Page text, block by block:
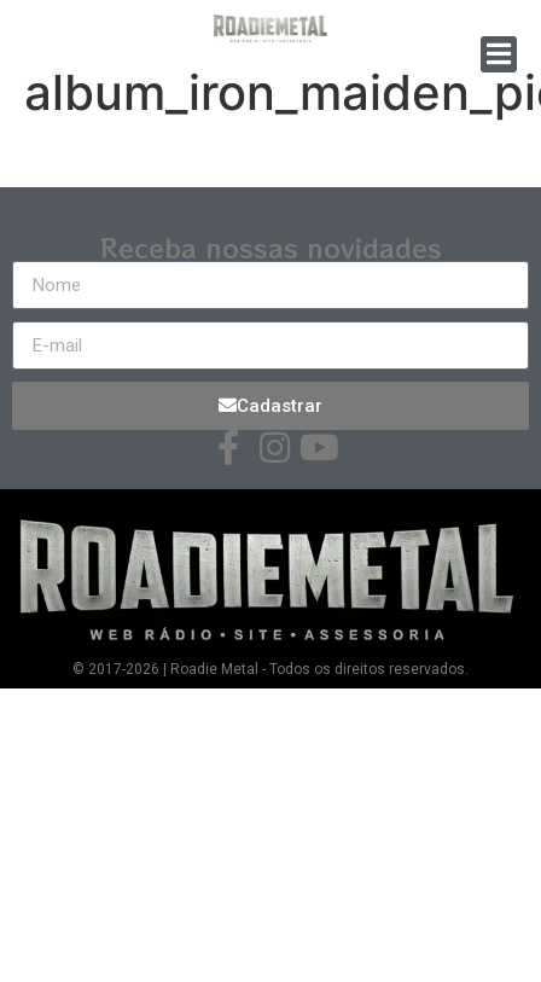
Receba nossas novidades
Cadastrar
© 2017-2026 | Roadie Metal - Todos os direitos reservados.